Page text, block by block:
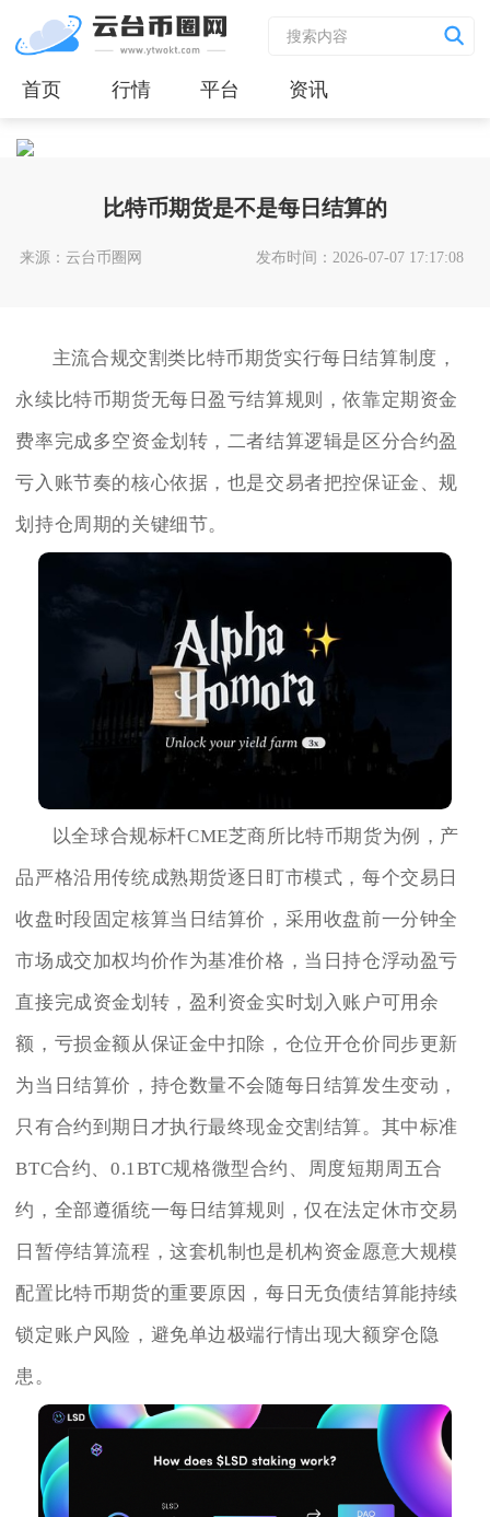
首页 行情 平台 资讯
比特币期货是不是每日结算的
来源：云台币圈网 发布时间：2026-07-07 17:17:08
主流合规交割类比特币期货实行每日结算制度，
永续比特币期货无每日盈亏结算规则，依靠定期资金
费率完成多空资金划转，二者结算逻辑是区分合约盈
亏入账节奏的核心依据，也是交易者把控保证金、规
划持仓周期的关键细节。
以全球合规标杆CME芝商所比特币期货为例，产
品严格沿用传统成熟期货逐日盯市模式，每个交易日
收盘时段固定核算当日结算价，采用收盘前一分钟全
市场成交加权均价作为基准价格，当日持仓浮动盈亏
直接完成资金划转，盈利资金实时划入账户可用余
额，亏损金额从保证金中扣除，仓位开仓价同步更新
为当日结算价，持仓数量不会随每日结算发生变动，
只有合约到期日才执行最终现金交割结算。其中标准
BTC合约、0.1BTC规格微型合约、周度短期周五合
约，全部遵循统一每日结算规则，仅在法定休市交易
日暂停结算流程，这套机制也是机构资金愿意大规模
配置比特币期货的重要原因，每日无负债结算能持续
锁定账户风险，避免单边极端行情出现大额穿仓隐
患。